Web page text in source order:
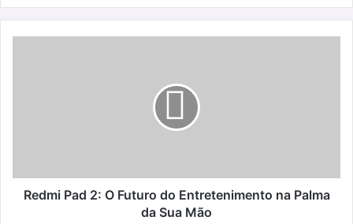
Palma
Redmi Pad 2: O Futuro do Entretenimento na Palma
da Sua Mão